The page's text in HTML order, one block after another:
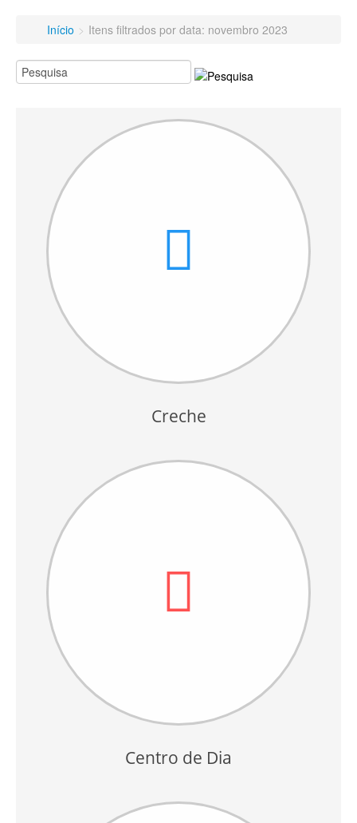
Início > Itens filtrados por data: novembro 2023
Creche
Centro de Dia